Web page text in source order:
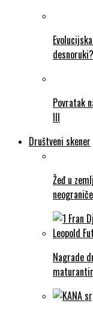
desnoruki?
Povratak
III
Društveni skener
Žeđ u
Nagrade